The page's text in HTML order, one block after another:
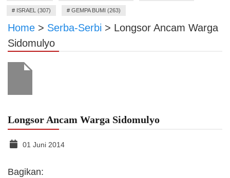
# ISRAEL (307) # GEMPA BUMI (263)
Home > Serba-Serbi > Longsor Ancam Warga
Sidomulyo
Longsor Ancam Warga Sidomulyo
01 Juni 2014
Bagikan: